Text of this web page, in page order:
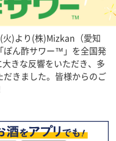
)より(株)Mizkan（愛知
ぽん酢サワー™」を全国発
きな反響をいただき、多
だきました。皆様からのご